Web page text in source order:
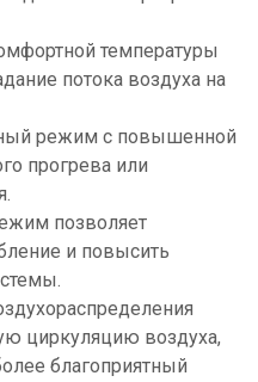
температуры
потока воздуха на
режим с повышенной
прогрева или
позволяет
и повысить
циркуляцию воздуха,
благоприятный